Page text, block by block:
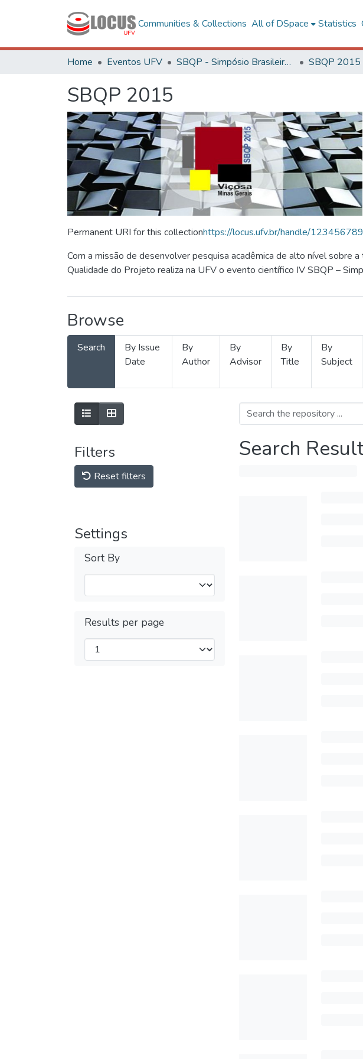
Communities & Collections All of DSpace Statistics
Home Eventos UFV SBQP - Simpósio Brasileiro de Qualidade do Projeto no Ambiente Construído SBQP 2015
SBQP 2015
Permanent URI for this collectionhttps://locus.ufv.br/handle/
Com a missão de desenvolver pesquisa acadêmica de alto nível sobre
Qualidade do Projeto realiza na UFV o evento científico IV SBQP –
Browse
Search
By Issue
Date
By
Author
By
Advisor
By
Title
By
Subject
Filters
Reset filters
Settings
Sort By
Results per page
Search